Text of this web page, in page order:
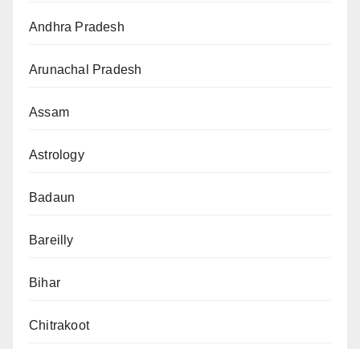
Andhra Pradesh
Arunachal Pradesh
Assam
Astrology
Badaun
Bareilly
Bihar
Chitrakoot